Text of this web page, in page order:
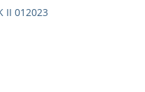
II 012023